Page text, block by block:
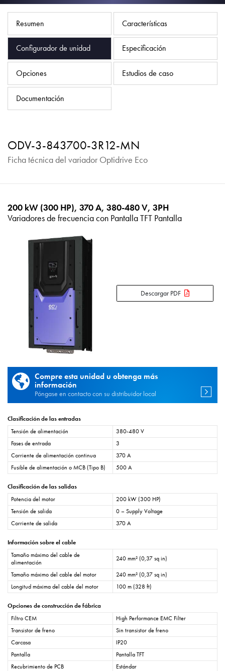
Resumen Características
Configurador de unidad Especificación
Opciones Estudios de caso
Documentación
ODV-3-843700-3R12-MN
Ficha técnica del variador Optidrive Eco
200 kW (300 HP), 370 A, 380-480 V, 3PH
Variadores de frecuencia con Pantalla TFT Pantalla
Descargar PDF
Compre esta unidad u obtenga más
información
Póngase en contacto con su distribuidor local
Clasificación de las entradas
Tensión de alimentación
380-480 V
Fases de entrada
3
Corriente de alimentación continua
370 A
Fusible de alimentación o MCB (Tipo B)
500 A
Clasificación de las salidas
Potencia del motor
200 kW (300 HP)
Tensión de salida
0 – Supply Voltage
Corriente de salida
370 A
Información sobre el cable
Tamaño máximo del cable de
alimentación
240 mm² (0,37 sq in)
Tamaño máximo del cable del motor
240 mm² (0,37 sq in)
Longitud máxima del cable del motor
100 m (328 ft)
Opciones de construcción de fábrica
Filtro CEM
High Performance EMC Filter
Transistor de freno
Sin transistor de freno
Carcasa
IP20
Pantalla
Pantalla TFT
Recubrimiento de PCB
Estándar
Política de privacidad
Mapa del sitio
iSource